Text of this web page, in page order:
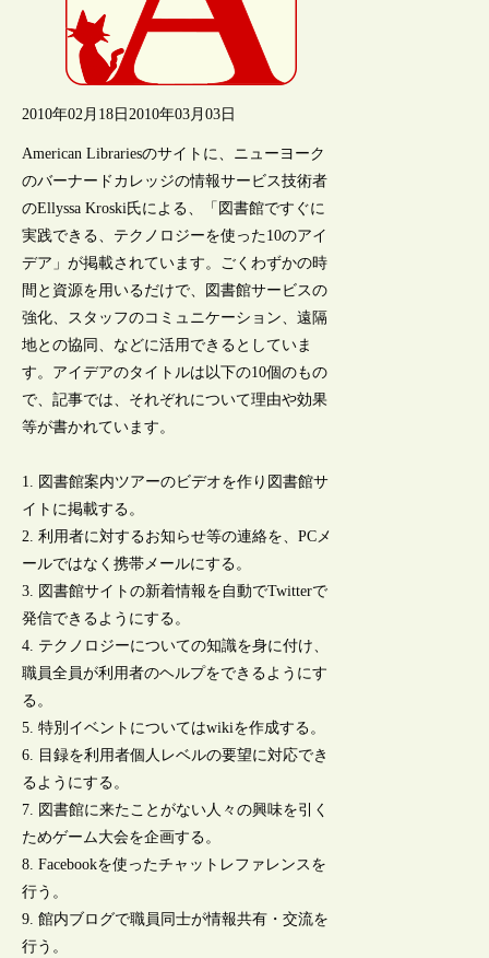
2010年02月18日 2010年03月03日
American Librariesのサイトに、ニューヨーク
のバーナードカレッジの情報サービス技術者
のEllyssa Kroski氏による、「図書館ですぐに
実践できる、テクノロジーを使った10のアイ
デア」が掲載されています。ごくわずかの時
間と資源を用いるだけで、図書館サービスの
強化、スタッフのコミュニケーション、遠隔
地との協同、などに活用できるとしていま
す。アイデアのタイトルは以下の10個のもの
で、記事では、それぞれについて理由や効果
等が書かれています。
1. 図書館案内ツアーのビデオを作り図書館サ
イトに掲載する。
2. 利用者に対するお知らせ等の連絡を、PCメ
ールではなく携帯メールにする。
3. 図書館サイトの新着情報を自動でTwitterで
発信できるようにする。
4. テクノロジーについての知識を身に付け、
職員全員が利用者のヘルプをできるようにす
る。
5. 特別イベントについてはwikiを作成する。
6. 目録を利用者個人レベルの要望に対応でき
るようにする。
7. 図書館に来たことがない人々の興味を引く
ためゲーム大会を企画する。
8. Facebookを使ったチャットレファレンスを
行う。
9. 館内ブログで職員同士が情報共有・交流を
行う。